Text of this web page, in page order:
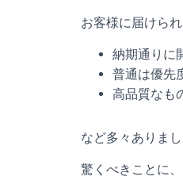
お客様に届けられ
納期通りに
普通は優先
高品質なも
など多々ありまし
驚くべきことに